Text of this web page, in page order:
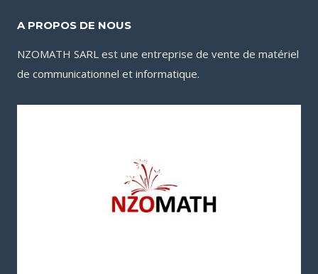
A PROPOS DE NOUS
NZOMATH SARL est une entreprise de vente de matériel
de communicationnel et informatique.